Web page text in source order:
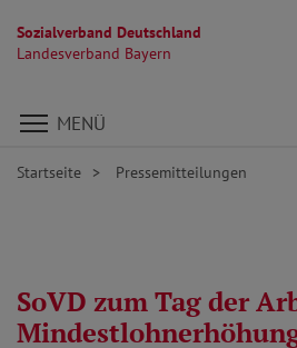
Sozialverband Deutschland
Landesverband Bayern
Direkt zu den Inhalten springen
MENÜ
Startseite Pressemitteilungen
SoVD zum Tag der